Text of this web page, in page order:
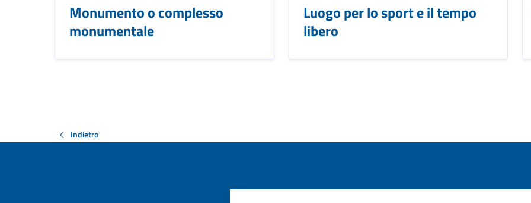
Monumento o complesso
monumentale
Luogo per lo sport e il tempo
libero
Indietro